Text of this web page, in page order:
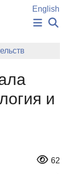
English
и
62